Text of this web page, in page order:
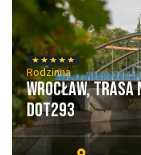
Rodzinna
Wrocław,
DOT293